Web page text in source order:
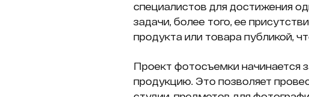
специалистов для достижения
задачи, более того, ее
продукта или товара публикой,
Проект фотосъемки начинается
продукцию. Это позволяет